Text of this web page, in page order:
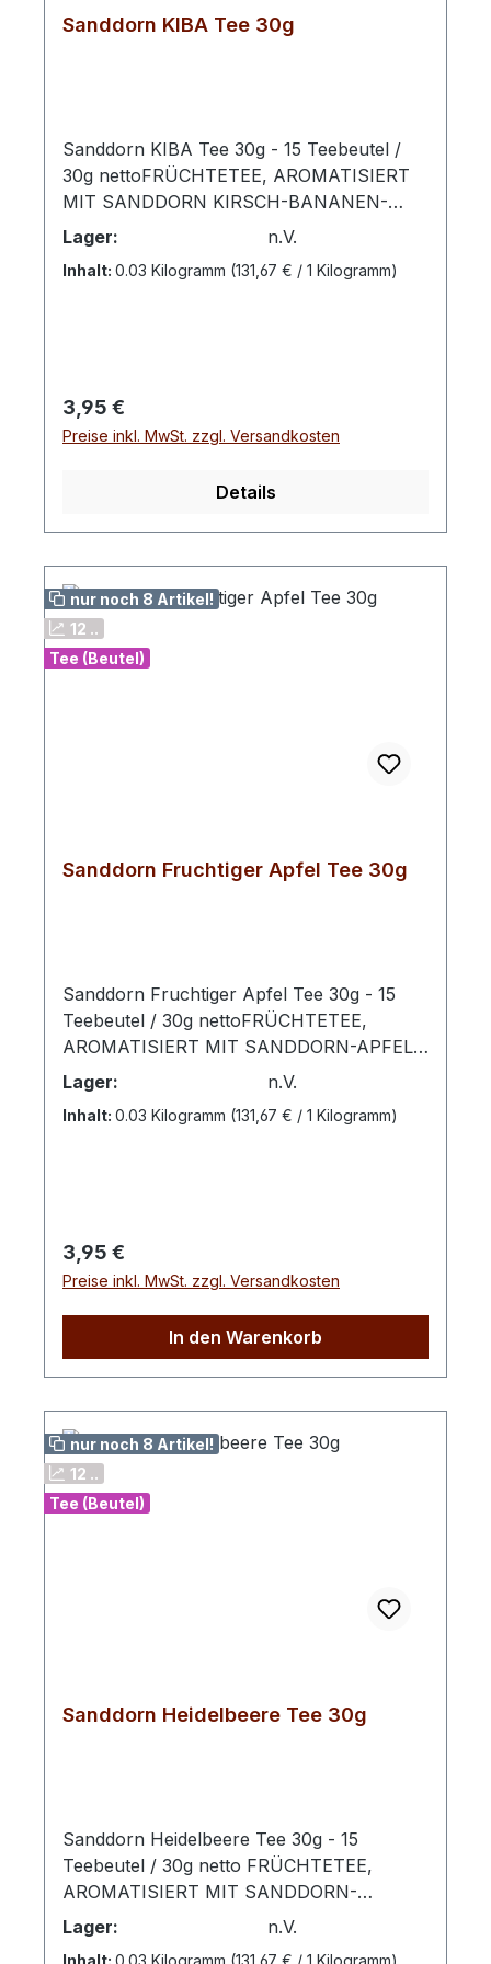
Sanddorn KIBA Tee 30g
Sanddorn KIBA Tee 30g - 15 Teebeutel /
30g nettoFRÜCHTETEE, AROMATISIERT
MIT SANDDORN KIRSCH-BANANEN-
GESCHMACKZubereitung: Pro Tasse 1
Aufgussbeutel mit kochendem Wasser
übergießen und 5 -10 Minuten ziehen
köstlichen Geschmack. Genießen Sie den
wunderbaren KiBa-Duft, der jeder frischen
Hibiskus, süße Brombeerblätter,
Lager: n.V.
Inhalt: 0.03 Kilogramm (131,67 € / 1 Kilogramm)
Regulärer Preis:
3,95 €
Preise inkl. MwSt. zzgl. Versandkosten
Details
nur noch 8 Artikel!
12 ..
Tee (Beutel)
Sanddorn Fruchtiger Apfel Tee 30g
Sanddorn Fruchtiger Apfel Tee 30g - 15
Teebeutel / 30g nettoFRÜCHTETEE,
AROMATISIERT MIT SANDDORN-APFEL-
GESCHMACKZubereitung: Pro Tasse 1
Aufgussbeutel mit kochendem Wasser
übergießen und 5 -10 Minuten ziehen
diesem leckeren Tee für einen
vollmundigen Auftritt, Sanddorn Fruchtiger
aromatisch und verwöhnt jeden
Genießer.Zutaten: Apfelstücke,
natürliches Sanddorn Aroma,
Orangenschalen, Karottenstücke,
Sanddornbeeren, Aroma.
Lager: n.V.
Inhalt: 0.03 Kilogramm (131,67 € / 1 Kilogramm)
Regulärer Preis:
3,95 €
Preise inkl. MwSt. zzgl. Versandkosten
In den Warenkorb
nur noch 8 Artikel!
12 ..
Tee (Beutel)
Sanddorn Heidelbeere Tee 30g
Sanddorn Heidelbeere Tee 30g - 15
Teebeutel / 30g netto FRÜCHTETEE,
AROMATISIERT MIT SANDDORN-
HEIDELBEERE-GESCHMACKZubereitung:
Pro Tasse 1 Aufgussbeutel mit kochendem
Lager: n.V.
Inhalt: 0.03 Kilogramm (131,67 € / 1 Kilogramm)